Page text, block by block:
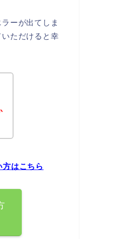
ーが出てしま
ただけると幸
はこちら